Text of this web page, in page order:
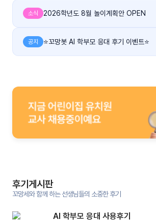
소식 2026학년도 8월 놀이계획안 OPEN
공지 ⭐꼬망봇 AI 학부모 응대 후기 이벤트⭐
후기게시판
꼬망세와 함께 하는 선생님들의 소중한 후기
AI 학부모 응대 사용후기